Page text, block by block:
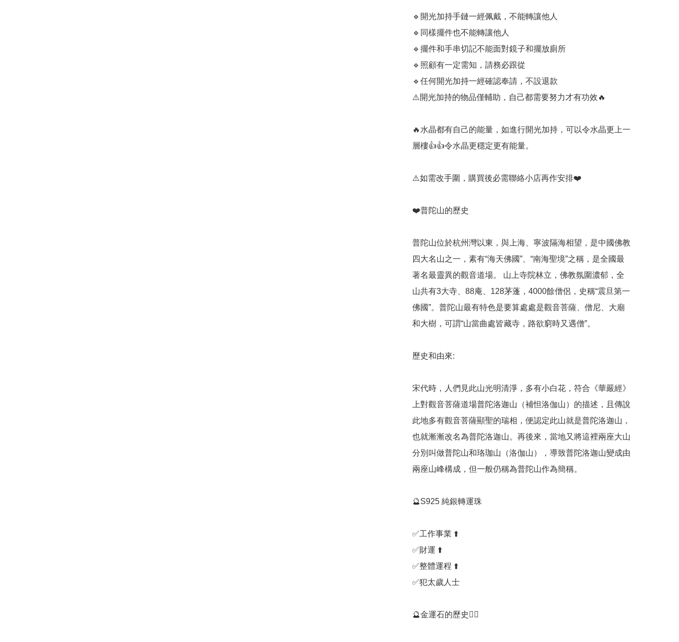
🔹️開光加持手鏈一經佩戴，不能轉讓他人
🔹️同樣擺件也不能轉讓他人
🔹️擺件和手串切記不能面對鏡子和擺放廁所
🔹️照顧有一定需知，請務必跟從
🔹️任何開光加持一經確認奉請，不設退款
⚠️開光加持的物品僅輔助，自己都需要努力才有功效🔥
🔥水晶都有自己的能量，如進行開光加持，可以令水晶更上一
層樓👍👍令水晶更穩定更有能量。
⚠️如需改手圍，購買後必需聯絡小店再作安排❤️
❤️普陀山的歷史
普陀山位於杭州灣以東，與上海、寧波隔海相望，是中國佛教
四大名山之一，素有“海天佛國”、“南海聖境”之稱，是全國最
著名最靈異的觀音道場。 山上寺院林立，佛教氛圍濃郁，全
山共有3大寺、88庵、128茅蓬，4000餘僧侶，史稱“震旦第一
佛國”。普陀山最有特色是要算處處是觀音菩薩、僧尼、大廟
和大樹，可謂“山當曲處皆藏寺，路欲窮時又遇僧”。
歷史和由來:
宋代時，人們見此山光明清淨，多有小白花，符合《華嚴經》
上對觀音菩薩道場普陀洛迦山（補怛洛伽山）的描述，且傳說
此地多有觀音菩薩顯聖的瑞相，便認定此山就是普陀洛迦山，
也就漸漸改名為普陀洛迦山。再後來，當地又將這裡兩座大山
分別叫做普陀山和珞珈山（洛伽山），導致普陀洛迦山變成由
兩座山峰構成，但一般仍稱為普陀山作為簡稱。
🔮S925 純銀轉運珠
✅️工作事業 ⬆️
✅️財運 ⬆️
✅️整體運程 ⬆️
✅️犯太歲人士
🔮金運石的歷史💁‍♀️